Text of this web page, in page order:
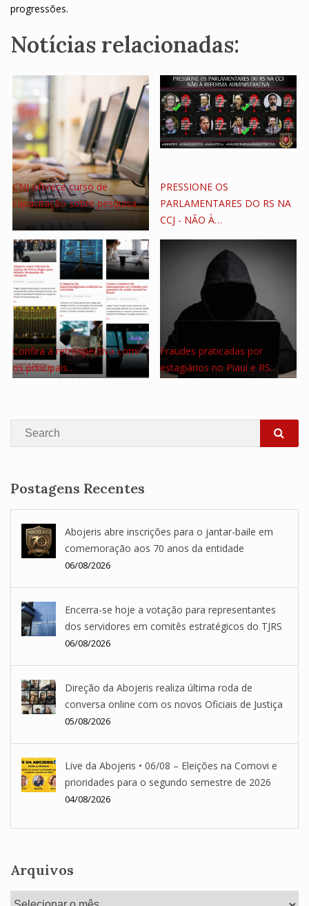
progressões.
Notícias relacionadas:
CNJ oferece curso de
capacitação sobre pesquisa…
PRESSIONE OS
PARLAMENTARES DO RS NA
CCJ - NÃO À…
Confira a retrospectiva com
os principais…
Fraudes praticadas por
estagiários no Piauí e RS…
Search
Postagens Recentes
Abojeris abre inscrições para o jantar-baile em
comemoração aos 70 anos da entidade
06/08/2026
Encerra-se hoje a votação para representantes
dos servidores em comitês estratégicos do TJRS
06/08/2026
Direção da Abojeris realiza última roda de
conversa online com os novos Oficiais de Justiça
05/08/2026
Live da Abojeris • 06/08 – Eleições na Comovi e
prioridades para o segundo semestre de 2026
04/08/2026
Arquivos
Arquivos